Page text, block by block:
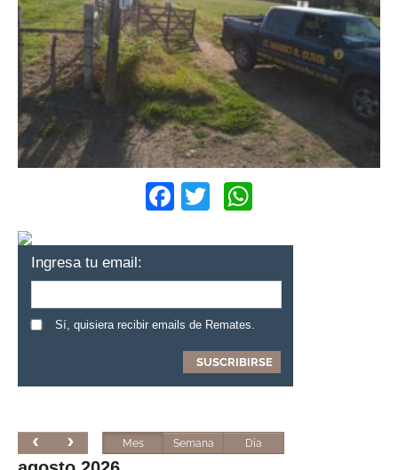
Facebook
Twitter
Ingresa tu email:
Sí, quisiera recibir emails de Remates.
Mes Semana Día